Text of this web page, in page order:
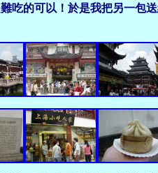
吃的可以！於是我把另一包